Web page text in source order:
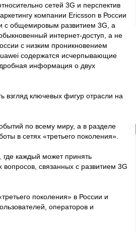
сетей 3G и перспектив
компании Ericsson в России
с общемировым развитием 3G, а
интернет-доступ, а не
с низким проникновением
содержатся исчерпывающие
информация о двух
взгляд ключевых фигур отрасли на
по всему миру, а в разделе
в сетях «третьего поколения».
где каждый может принять
связанных с развитием 3G
поколения» в России и
операторов и